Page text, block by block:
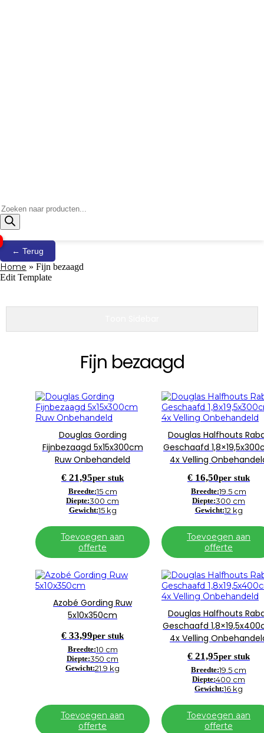
Producten
zoeken
← Terug
Home » Fijn bezaagd
Edit Template
Fijn bezaagd
Douglas Gording
Fijnbezaagd 5x15x300cm
Ruw Onbehandeld
€ 21,95per stuk
Breedte:15 cm
Diepte:300 cm
Gewicht:15 kg
Toevoegen aan
offerte
Douglas Halfhouts
Geschaafd
4x Velling
€ 16,50per stuk
Breedte:19.5 cm
Diepte:300 cm
Gewicht:12 kg
Toevoegen aan
offerte
Azobé Gording Ruw
5x10x350cm
€ 33,99per stuk
Breedte:10 cm
Diepte:350 cm
Gewicht:21.9 kg
Toevoegen aan
offerte
Douglas Halfhouts
Geschaafd
4x Velling
€ 21,95per stuk
Breedte:19.5 cm
Diepte:400 cm
Gewicht:16 kg
Toevoegen aan
offerte